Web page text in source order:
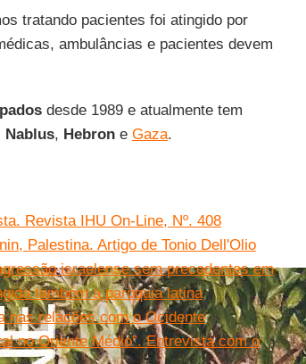
tratando pacientes foi atingido por
ambulâncias e pacientes devem
desde 1989 e atualmente tem
Nablus, Hebrone Gaza.
Revista IHU On-Line, Nº. 408
Palestina. Artigo de Tonio Dell'Olio
israelense sem precedentes em
também a paróquia latina
nas relações com o Ocidente
no Oriente Médio”. Entrevista com o